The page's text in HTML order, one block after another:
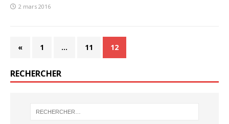
2 mars 2016
« 1 … 11 12
RECHERCHER